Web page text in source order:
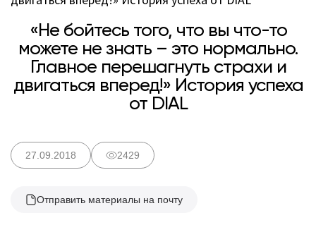
«Не бойтесь того, что вы что-то
можете не знать – это нормально.
Главное перешагнуть страхи и
двигаться вперед!» История успеха
от DIAL
27.09.2018 2429
Отправить материалы на почту